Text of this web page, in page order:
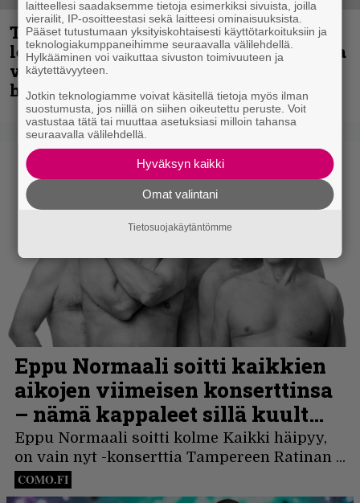
Thrash ’n’ roll -yhtye Madred ryydittää
levyjulkaisua keikkareissulla kuvatulla
videolla – ”Oltiin pakussa kusihädässä
helvetin väsyneenä…”
laitteellesi saadaksemme tietoja esimerkiksi sivuista, joilla
vierailit, IP-osoitteestasi sekä laitteesi ominaisuuksista.
Pääset tutustumaan yksityiskohtaisesti käyttötarkoituksiin ja
teknologiakumppaneihimme seuraavalla välilehdellä.
Hylkääminen voi vaikuttaa sivuston toimivuuteen ja
käytettävyyteen.
Jotkin teknologiamme voivat käsitellä tietoja myös ilman
suostumusta, jos niillä on siihen oikeutettu peruste. Voit
vastustaa tätä tai muuttaa asetuksiasi milloin tahansa
seuraavalla välilehdellä.
Hyväksyn kaikki
Omat valintani
Tietosuojakäytäntömme